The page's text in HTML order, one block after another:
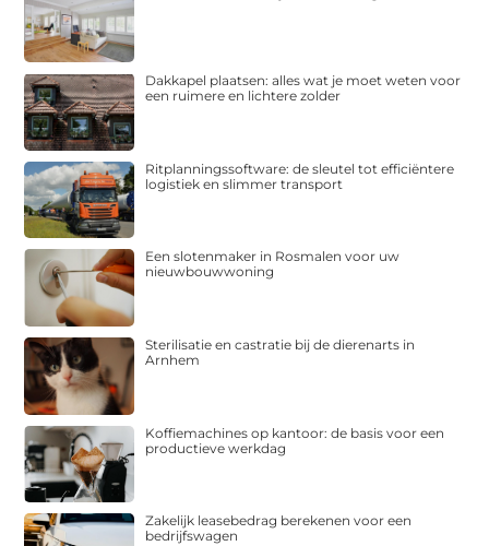
Dakkapel plaatsen: alles wat je moet weten voor
een ruimere en lichtere zolder
Ritplanningssoftware: de sleutel tot efficiëntere
logistiek en slimmer transport
Een slotenmaker in Rosmalen voor uw
nieuwbouwwoning
Sterilisatie en castratie bij de dierenarts in
Arnhem
Koffiemachines op kantoor: de basis voor een
productieve werkdag
Zakelijk leasebedrag berekenen voor een
bedrijfswagen